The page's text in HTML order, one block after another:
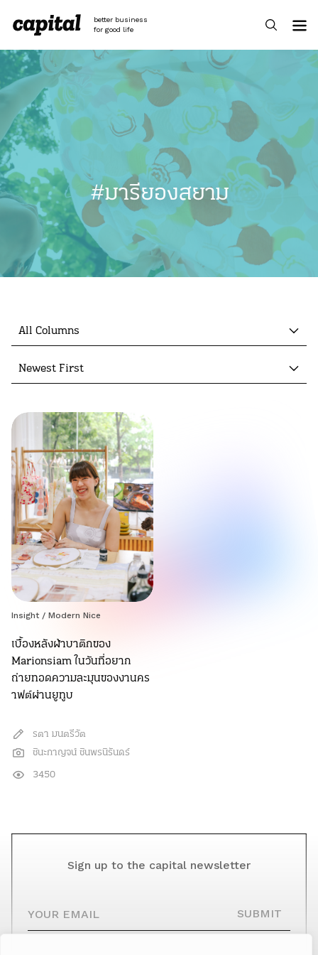
content
better business
for good life
#มารียองสยาม
All Columns
Newest First
Insight / Modern Nice
เบื้องหลังผ้าบาติกของ
Marionsiam ในวันที่อยาก
ถ่ายทอดความละมุนของงานคร
าฟต์ผ่านยูทูบ
รตา มนตรีวัต
ชินะกาญจน์ ชินพรนิรันดร์
3450
Sign up to the capital newsletter
SUBMIT